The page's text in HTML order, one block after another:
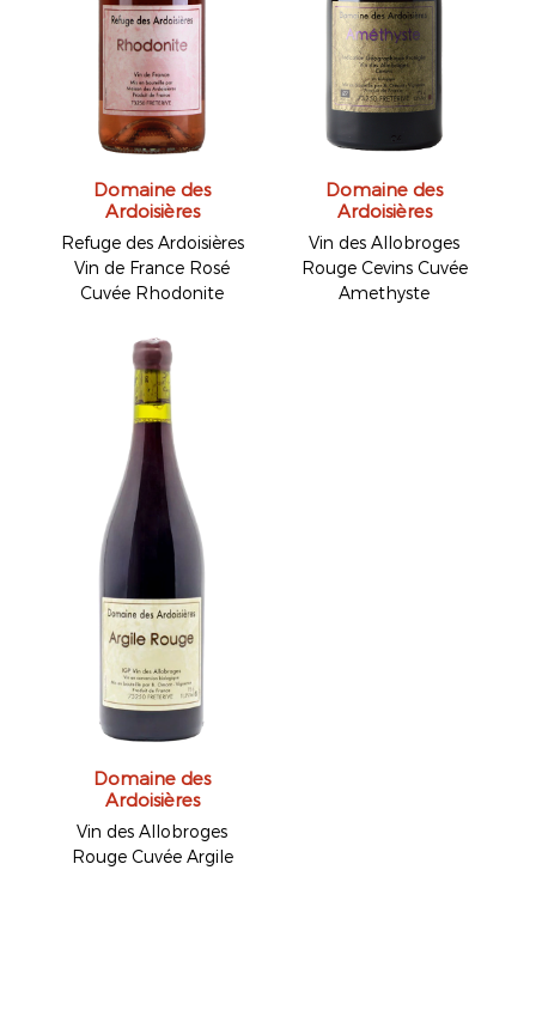
Domaine des
Ardoisières
Refuge des Ardoisières
Vin de France Rosé
Cuvée Rhodonite
Domaine des
Ardoisières
Vin des Allobroges
Rouge Cevins Cuvée
Amethyste
Domaine des
Ardoisières
Vin des Allobroges
Rouge Cuvée Argile